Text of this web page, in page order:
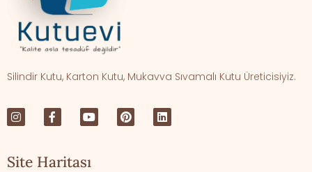
Silindir Kutu, Karton Kutu, Mukavva Sıvamalı Kutu Üreticisiyiz.
Site Haritası